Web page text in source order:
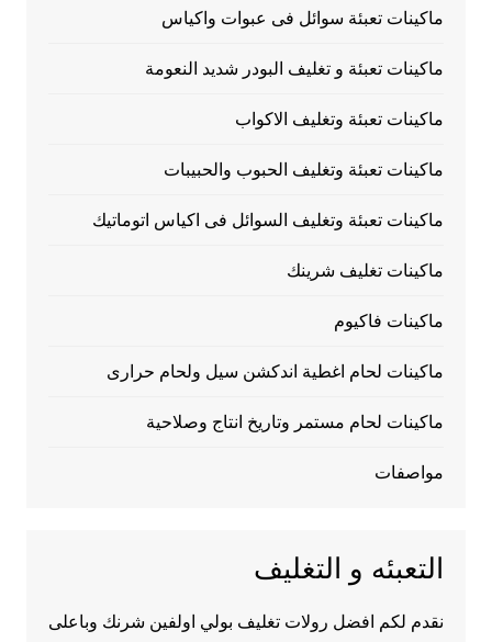
ماكينات تعبئة سوائل فى عبوات واكياس
ماكينات تعبئة و تغليف البودر شديد النعومة
ماكينات تعبئة وتغليف الاكواب
ماكينات تعبئة وتغليف الحبوب والحبيبات
ماكينات تعبئة وتغليف السوائل فى اكياس اتوماتيك
ماكينات تغليف شرينك
ماكينات فاكيوم
ماكينات لحام اغطية اندكشن سيل ولحام حرارى
ماكينات لحام مستمر وتاريخ انتاج وصلاحية
مواصفات
التعبئه و التغليف
نقدم لكم افضل رولات تغليف بولي اولفين شرنك وباعلى